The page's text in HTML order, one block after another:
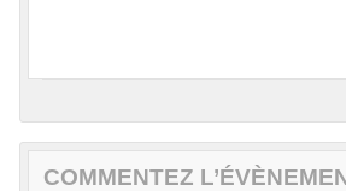
COMMENTEZ